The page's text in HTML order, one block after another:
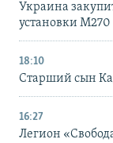
Украина
установки M270
18:10
Старший сын
16:27
Легион